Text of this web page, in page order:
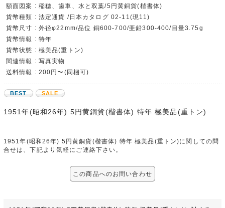
額面図案 : 稲穂、歯車、水と双葉/5円黄銅貨(楷書体)
貨幣種類 : 法定通貨 /日本カタログ 02-11(現11)
貨幣尺寸 : 外径φ22mm/品位 銅600-700/亜鉛300-400/目量3.75g
貨幣情報 : 特年
貨幣状態 : 極美品(重トン)
関連情報 : 写真実物
送料情報 : 200円〜(同梱可)
BEST SALE
1951年(昭和26年) 5円黄銅貨(楷書体) 特年 極美品(重トン)
1951年(昭和26年) 5円黄銅貨(楷書体) 特年 極美品(重トン)に関しての問
合せは、下記より気軽にご連絡下さい。
この商品へのお問い合わせ